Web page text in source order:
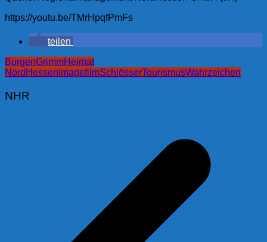
https://youtu.be/TMrHpqfPmFs
teilen
BurgenGrimmHeimat
NordHessen ImagefilmSchlösserTourismusWahrzeichen
NHR